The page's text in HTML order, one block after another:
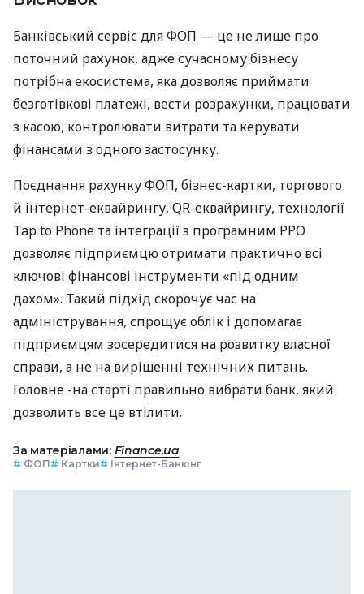
Банківський сервіс для ФОП — це не лише про
поточний рахунок, адже сучасному бізнесу
потрібна екосистема, яка дозволяє приймати
безготівкові платежі, вести розрахунки, працювати
з касою, контролювати витрати та керувати
фінансами з одного застосунку.
Поєднання рахунку ФОП, бізнес-картки, торгового
й інтернет-еквайрингу, QR-еквайрингу, технології
Tap to Phone та інтеграції з програмним РРО
дозволяє підприємцю отримати практично всі
ключові фінансові інструменти «під одним
дахом». Такий підхід скорочує час на
адміністрування, спрощує облік і допомагає
підприємцям зосередитися на розвитку власної
справи, а не на вирішенні технічних питань.
Головне -на старті правильно вибрати банк, який
дозволить все це втілити.
За матеріалами: Finance.ua
# ФОП# Картки# Інтернет-Банкінг